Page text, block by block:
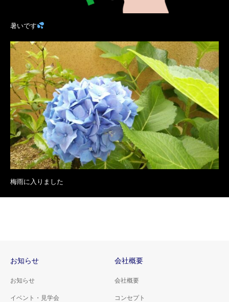
暑いです
梅雨に入りました
お知らせ
お知らせ
イベント・見学会
会社概要
会社概要
コンセプト